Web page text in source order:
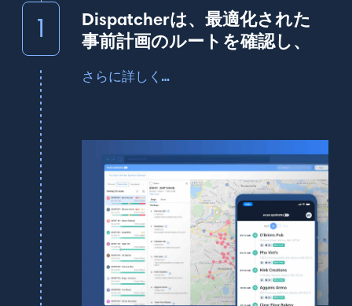
1
Dispatcherは、最適化された
事前計画のルートを確認し、
その日のルート計画を地図上で確認し、実
さらに詳しく…